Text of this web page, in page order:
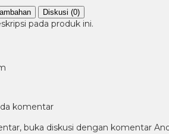
Diskusi (0)
pada produk ini.
komentar
buka diskusi dengan komentar